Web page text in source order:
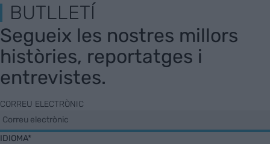
BUTLLETÍ
Segueix les nostres millors
històries, reportatges i
entrevistes.
CORREU ELECTRÒNIC
IDIOMA*